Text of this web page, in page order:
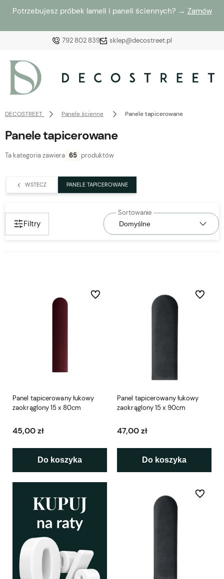
Potrzebujesz próbek lameli i paneli ściennych? → Zamów
792 802 839 sklep@decostreet.pl
Załóż konto
zaloguj się, aby przywrócić dodane produkty do listy
z poprzedniej sesji.
DECOSTREET Panele ścienne Panele tapicerowane
Panele tapicerowane
Ta kategoria zawiera 65 produktów
WSTECZ PANELE TAPICEROWANE
Filtry
Panel tapicerowany łukowy
zaokrąglony 15 x 80cm
45,00 zł
Do koszyka
Do ulubionych
Panel tapicerowany łukowy
zaokrąglony 15 x 90cm
47,00 zł
Do koszyka
Do
Do